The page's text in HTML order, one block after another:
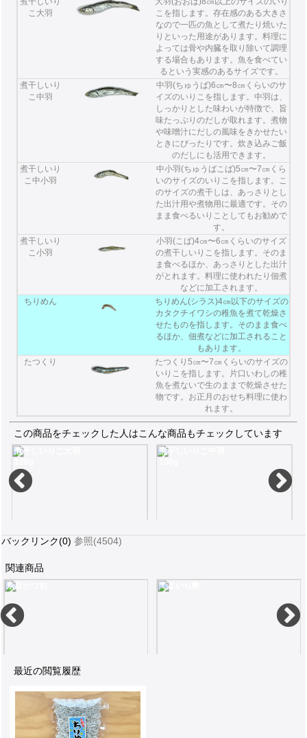
こ大羽
こを指します。存在感のある大きさ
なので一匹の魚として煮たり焼いた
りといった用途があります。料理に
よっては骨や内臓を取り除いて調理
する場合もあります。魚を食べてい
るという実感のあるサイズです。
煮干しいり
こ中羽
中羽(ちゅうば)6㎝〜8㎝くらいのサ
イズのいりこを指します。中羽は、
しっかりとした味わいが特徴で、旨
味たっぷりのだしが取れます。煮物
や味噌汁にだしの風味をきかせたい
ときにぴったりです。炊き込みご飯
のだしにも活用できます。
煮干しいり
こ中小羽
中小羽(ちゅうばこば)5㎝〜7㎝くら
いのサイズのいりこを指します。こ
のサイズの煮干しは、あっさりとし
た出汁用や煮物用に最適です。その
まま食べるいりことしてもお勧めで
す。
煮干しいり
こ小羽
小羽(こば)4㎝〜6㎝くらいのサイズ
の煮干しいりこを指します。そのま
ま食べるほか、あっさりとした出汁
がとれます。料理に使われたり佃煮
などに加工されます。
ちりめん
ちりめん(シラス)4㎝以下のサイズの
カタクチイワシの稚魚を煮て乾燥さ
せたものを指します。そのまま食べ
るほか、佃煮などに加工されること
もあります。
たつくり
たつくり5㎝〜7㎝くらいのサイズの
いりこを指します。片口いわしの稚
魚を煮ないで生のままで乾燥させた
物です。お正月のおせち料理に使わ
れます。
この商品をチェックした人はこんな商品もチェックしています
煮干しいりこ大羽
600
煮干しいりこ中羽
バックリンク(0) 参照(4504)
関連商品
糸目かつお てまいら酢
最近の閲覧履歴